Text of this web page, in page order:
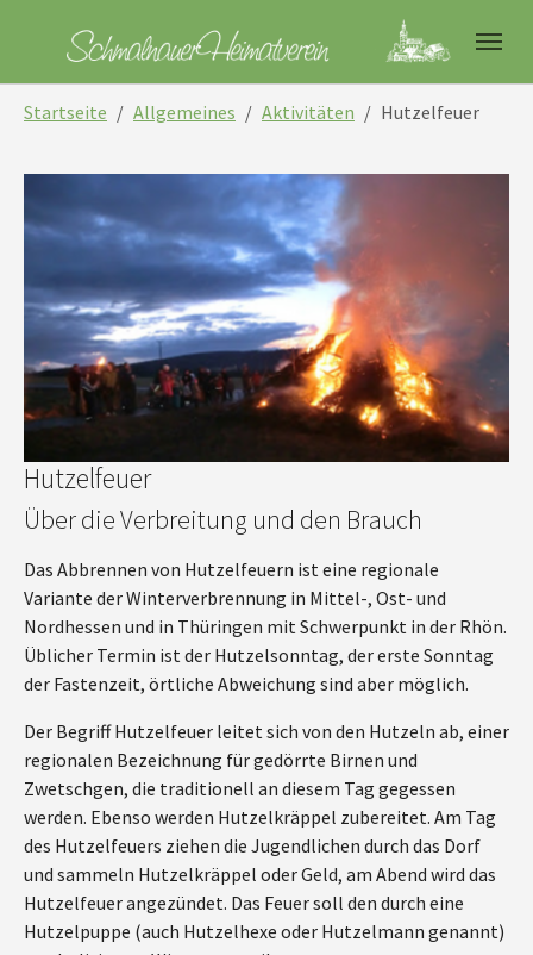
Startseite Allgemeines Aktivitäten Hutzelfeuer
Hutzelfeuer
Über die Verbreitung und den Brauch
Das Abbrennen von Hutzelfeuern ist eine regionale
Variante der Winterverbrennung in Mittel-, Ost- und
Nordhessen und in Thüringen mit Schwerpunkt in der Rhön.
Üblicher Termin ist der Hutzelsonntag, der erste Sonntag
der Fastenzeit, örtliche Abweichung sind aber möglich.
Der Begriff Hutzelfeuer leitet sich von den Hutzeln ab, einer
regionalen Bezeichnung für gedörrte Birnen und
Zwetschgen, die traditionell an diesem Tag gegessen
werden. Ebenso werden Hutzelkräppel zubereitet. Am Tag
des Hutzelfeuers ziehen die Jugendlichen durch das Dorf
und sammeln Hutzelkräppel oder Geld, am Abend wird das
Hutzelfeuer angezündet. Das Feuer soll den durch eine
Hutzelpuppe (auch Hutzelhexe oder Hutzelmann genannt)